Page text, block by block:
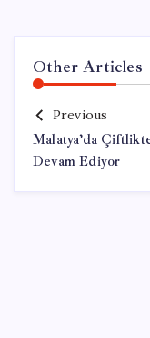
Other Articles
Previous
Malatya’da
Devam Ediyor